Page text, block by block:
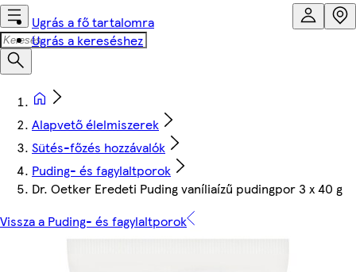
Ugrás a fő tartalomra
Ugrás a kereséshez
Alapvető élelmiszerek
Sütés-főzés hozzávalók
Puding- és fagylaltporok
Dr. Oetker Eredeti Puding vaníliaízű pudingpor 3 x 40 g
Vissza a Puding- és fagylaltporok